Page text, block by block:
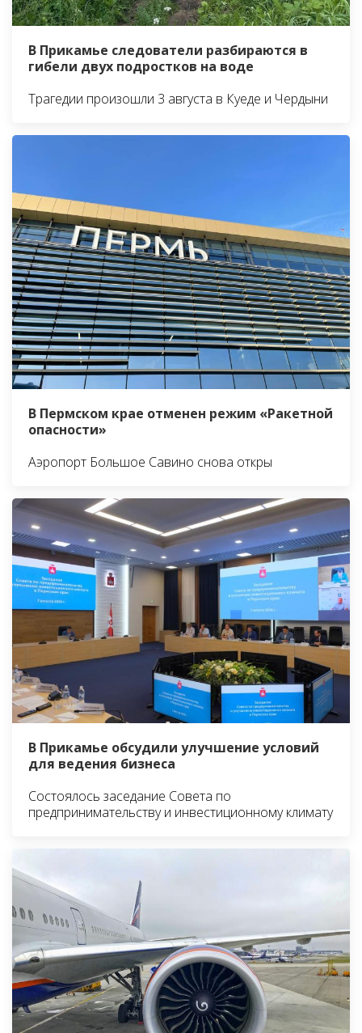
В Прикамье следователи разбираются в
гибели двух подростков на воде
Трагедии произошли 3 августа в Куеде и Чердыни
В Пермском крае отменен режим «Ракетной
опасности»
Аэропорт Большое Савино снова откры
В Прикамье обсудили улучшение условий
для ведения бизнеса
Состоялось заседание Совета по
предпринимательству и инвестиционному климату